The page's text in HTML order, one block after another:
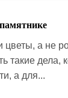
цветы, а не
такие дела,
а для...